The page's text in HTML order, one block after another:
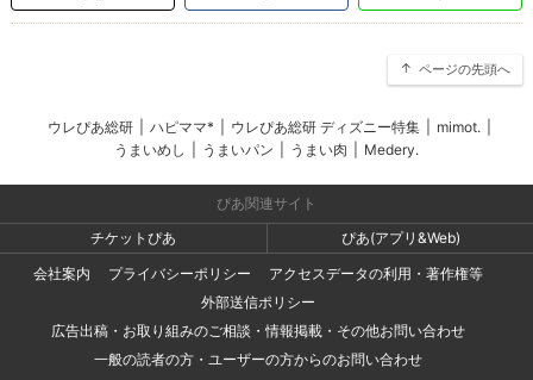
ページの先頭へ
ウレぴあ総研 ハピママ* ウレぴあ総研 ディズニー特集 mimot.
うまいめし
うまいパン うまい肉 Medery.
ぴあ関連サイト
チケットぴあ
ぴあ(アプリ&Web)
会社案内
プライバシーポリシー
アクセスデータの利用・著作権等
外部送信ポリシー
広告出稿・お取り組みのご相談・情報掲載・その他お問い合わせ
一般の読者の方・ユーザーの方からのお問い合わせ